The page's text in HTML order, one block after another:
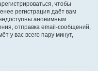
чтобы
регистрация даёт вам
анонимным
отправка email-сообщений,
у вас всего пару минут,